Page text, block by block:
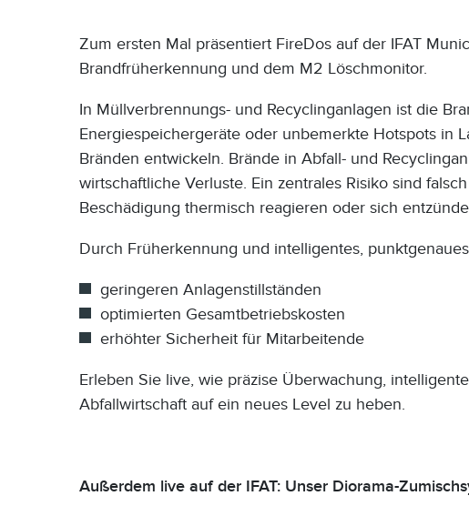
Zum ersten Mal präsentiert FireDos auf der IFAT
Brandfrüherkennung und dem M2 Löschmonitor.
In Müllverbrennungs- und Recyclinganlagen ist die
Energiespeichergeräte oder unbemerkte Hotspots in
Bränden entwickeln. Brände in Abfall- und
wirtschaftliche Verluste. Ein zentrales Risiko sind
Beschädigung thermisch reagieren oder sich
Durch Früherkennung und intelligentes,
geringeren Anlagenstillständen
optimierten Gesamtbetriebskosten
erhöhter Sicherheit für Mitarbeitende
Erleben Sie live, wie präzise Überwachung,
Abfallwirtschaft auf ein neues Level zu heben.
Außerdem live auf der IFAT: Unser Diorama-